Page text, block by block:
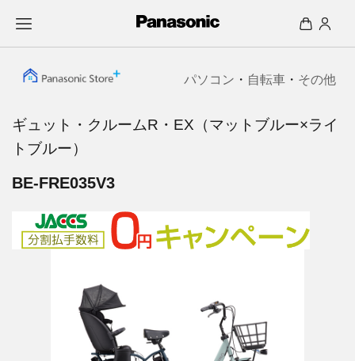
パソコン ・ 自転車 ・ その他
ギュット・クルームR・EX（マットブルー×ライ
トブルー）
BE-FRE035V3